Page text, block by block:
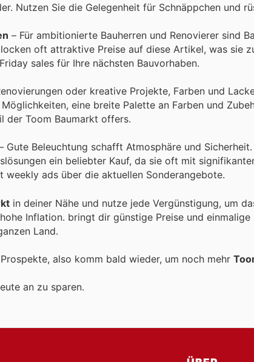
Nutzen Sie die Gelegenheit für Schnäppchen und
– Für ambitionierte Bauherren und Renovierer sind
oft attraktive Preise auf diese Artikel, was sie
sales für Ihre nächsten Bauvorhaben.
oder kreative Projekte, Farben und
eine breite Palette an Farben und
der Toom Baumarkt offers.
Gute Beleuchtung schafft Atmosphäre und
ein beliebter Kauf, da sie oft mit
weekly ads über die aktuellen Sonderangebote.
in deiner Nähe und nutze jede Vergünstigung, um
Inflation. bringt dir günstige Preise und einmalige
Land.
also komm bald wieder, um noch mehr
an zu sparen.